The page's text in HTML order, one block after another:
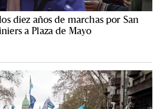
diez años de marchas por San
a Plaza de Mayo